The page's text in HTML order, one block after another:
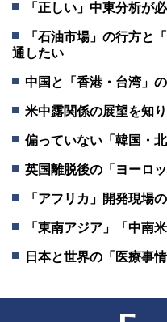
「正しい」中東分析が
「石油市場」の行方と
通したい
中国と「香港・台湾」
米中露関係の展望を知
偏っていない「韓国・
英国離脱後の「ヨーロ
「アフリカ」開発現場
「東南アジア」「中南
日本と世界の「医療事